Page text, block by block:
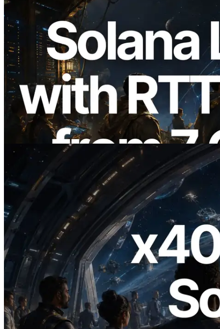
2026.08.05
ERPC erweitert Solana Leader Slot API
um Ping-Messung aus 7 globalen
Regionen — Validators Information API
ebenfalls gestartet
Lesen Sie diesen Artikel
2026.07.04
ERPC startet x402-fähige Solana RPC —
Der Beginn einer Ära, in der KI-Agenten
APIs bei Bedarf bezahlen